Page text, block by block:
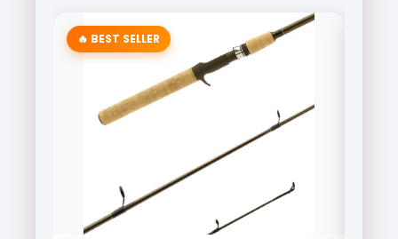
🔥 BEST SELLER